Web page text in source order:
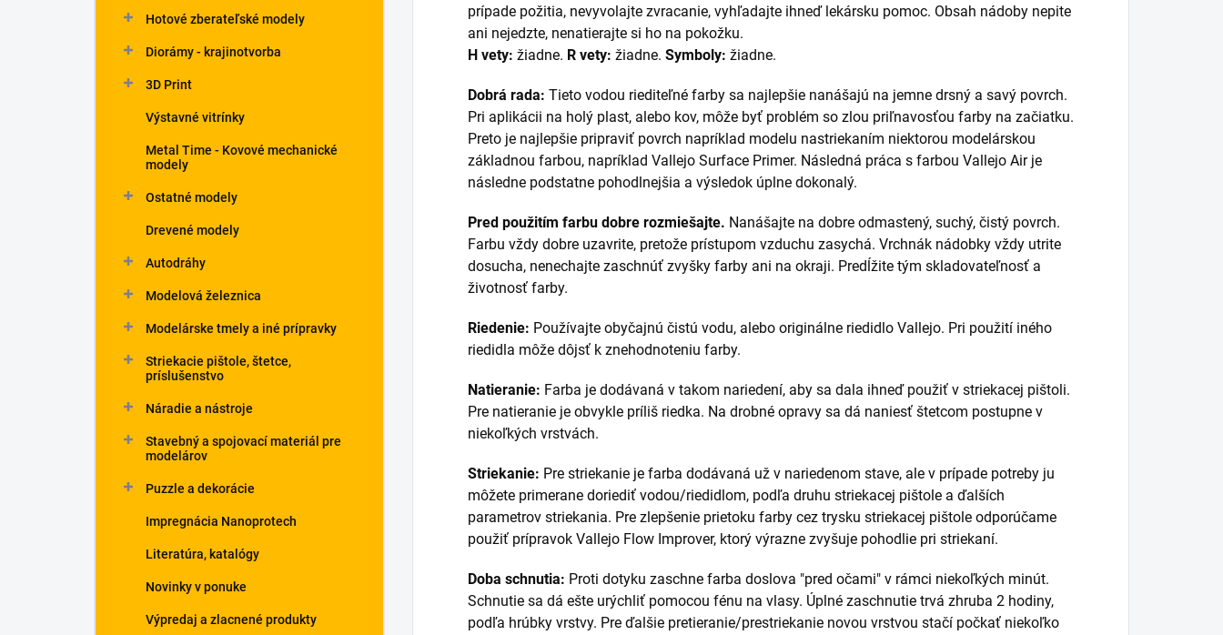
Hotové zberateľské modely
Diorámy - krajinotvorba
3D Print
Výstavné vitrínky
Metal Time - Kovové mechanické
modely
Ostatné modely
Drevené modely
Autodráhy
Modelová železnica
Modelárske tmely a iné prípravky
Striekacie pištole, štetce,
príslušenstvo
Náradie a nástroje
Stavebný a spojovací materiál pre
modelárov
Puzzle a dekorácie
Impregnácia Nanoprotech
Literatúra, katalógy
Novinky v ponuke
Výpredaj a zlacnené produkty
prípade požitia, nevyvolajte zvracanie, vyhľadajte ihneď lekársku pomoc. Obsah nádoby nepite
ani nejedzte, nenatierajte si ho na pokožku.
H vety: žiadne. R vety: žiadne. Symboly: žiadne.
Dobrá rada: Tieto vodou riediteľné farby sa najlepšie nanášajú na jemne drsný a savý povrch.
Pri aplikácii na holý plast, alebo kov, môže byť problém so zlou priľnavosťou farby na začiatku.
Preto je najlepšie pripraviť povrch napríklad modelu nastriekaním niektorou modelárskou
základnou farbou, napríklad Vallejo Surface Primer. Následná práca s farbou Vallejo Air je
následne podstatne pohodlnejšia a výsledok úplne dokonalý.
Pred použitím farbu dobre rozmiešajte. Nanášajte na dobre odmastený, suchý, čistý povrch.
Farbu vždy dobre uzavrite, pretože prístupom vzduchu zasychá. Vrchnák nádobky vždy utrite
dosucha, nenechajte zaschnúť zvyšky farby ani na okraji. Predĺžite tým skladovateľnosť a
životnosť farby.
Riedenie: Používajte obyčajnú čistú vodu, alebo originálne riedidlo Vallejo. Pri použití iného
riedidla môže dôjsť k znehodnoteniu farby.
Natieranie: Farba je dodávaná v takom nariedení, aby sa dala ihneď použiť v striekacej pištoli.
Pre natieranie je obvykle príliš riedka. Na drobné opravy sa dá naniesť štetcom postupne v
niekoľkých vrstvách.
Striekanie: Pre striekanie je farba dodávaná už v nariedenom stave, ale v prípade potreby ju
môžete primerane doriediť vodou/riedidlom, podľa druhu striekacej pištole a ďalších
parametrov striekania. Pre zlepšenie prietoku farby cez trysku striekacej pištole odporúčame
použiť prípravok Vallejo Flow Improver, ktorý výrazne zvyšuje pohodlie pri striekaní.
Doba schnutia: Proti dotyku zaschne farba doslova "pred očami" v rámci niekoľkých minút.
Schnutie sa dá ešte urýchliť pomocou fénu na vlasy. Úplné zaschnutie trvá zhruba 2 hodiny,
podľa hrúbky vrstvy. Pre ďalšie pretieranie/prestriekanie novou vrstvou stačí počkať niekoľko